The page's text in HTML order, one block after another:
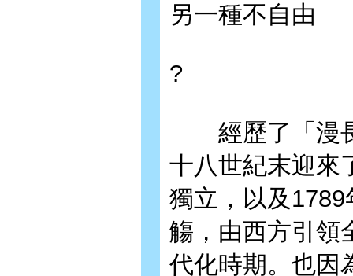
另一種不自由
?
經歷了「漫長
十八世紀末迎來
獨立，以及
觴，由西方引領
代化時期。也因